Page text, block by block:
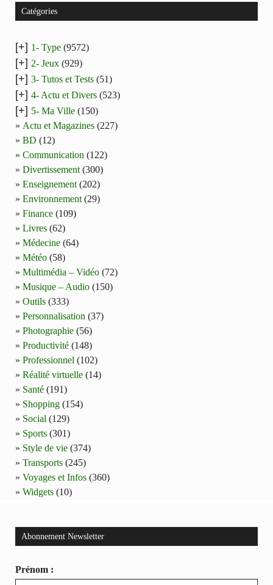
Catégories
[+] 1- Type (9572)
[+] 2- Jeux (929)
[+] 3- Tutos et Tests (51)
[+] 4- Actu et Divers (523)
[+] 5- Ma Ville (150)
Actu et Magazines (227)
BD (12)
Communication (122)
Divertissement (300)
Enseignement (202)
Environnement (29)
Finance (109)
Livres (62)
Médecine (64)
Météo (58)
Multimédia – Vidéo (72)
Musique – Audio (150)
Outils (333)
Personnalisation (37)
Photographie (56)
Productivité (148)
Professionnel (102)
Réalité virtuelle (14)
Santé (191)
Shopping (154)
Social (129)
Sports (301)
Style de vie (374)
Transports (245)
Voyages et Infos (360)
Widgets (10)
Abonnement Newsletter
Prénom :